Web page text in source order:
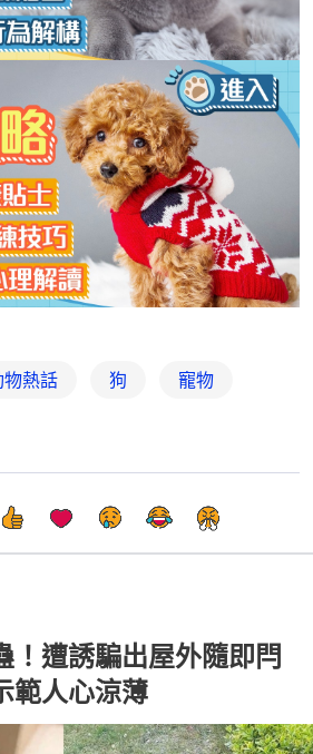
物熱話 狗 寵物
！遭誘騙出屋外隨即閂
人心涼薄